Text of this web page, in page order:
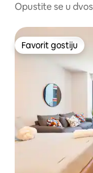
Opustite se u
Favorit gostiju
Favorit gostiju